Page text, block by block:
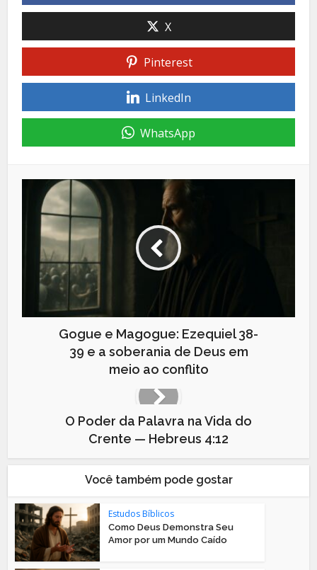
X
Pinterest
LinkedIn
WhatsApp
Gogue e Magogue: Ezequiel 38-
39 e a soberania de Deus em
meio ao conflito
O Poder da Palavra na Vida do
Crente — Hebreus 4:12
Você também pode gostar
Estudos Bíblicos
Como Deus Demonstra Seu
Amor por um Mundo Caído